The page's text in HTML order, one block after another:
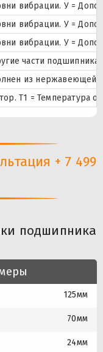
вибрации. У =
вибрации. У =
вибрации. У =
части
из нержавеющей
Т1 = Температура
+ 7 499
подшипника
125мм
70мм
24мм